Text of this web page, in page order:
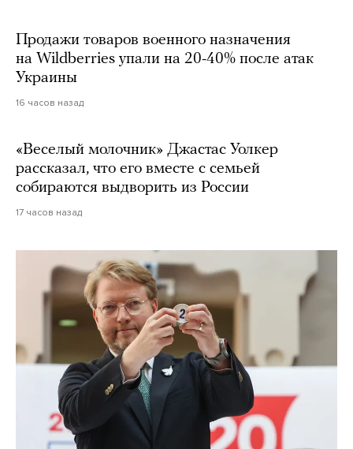
Продажи товаров военного назначения
на Wildberries упали на 20-40% после атак
Украины
16 часов назад
«Веселый молочник» Джастас Уолкер
рассказал, что его вместе с семьей
собираются выдворить из России
17 часов назад